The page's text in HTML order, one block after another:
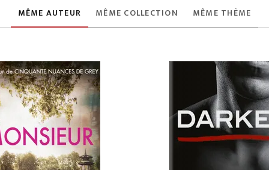
MÊME AUTEUR MÊME COLLECTION MÊME THÈME